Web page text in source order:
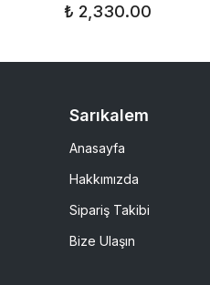
₺ 2,330.00
Sarıkalem
Anasayfa
Hakkımızda
Sipariş Takibi
Bize Ulaşın